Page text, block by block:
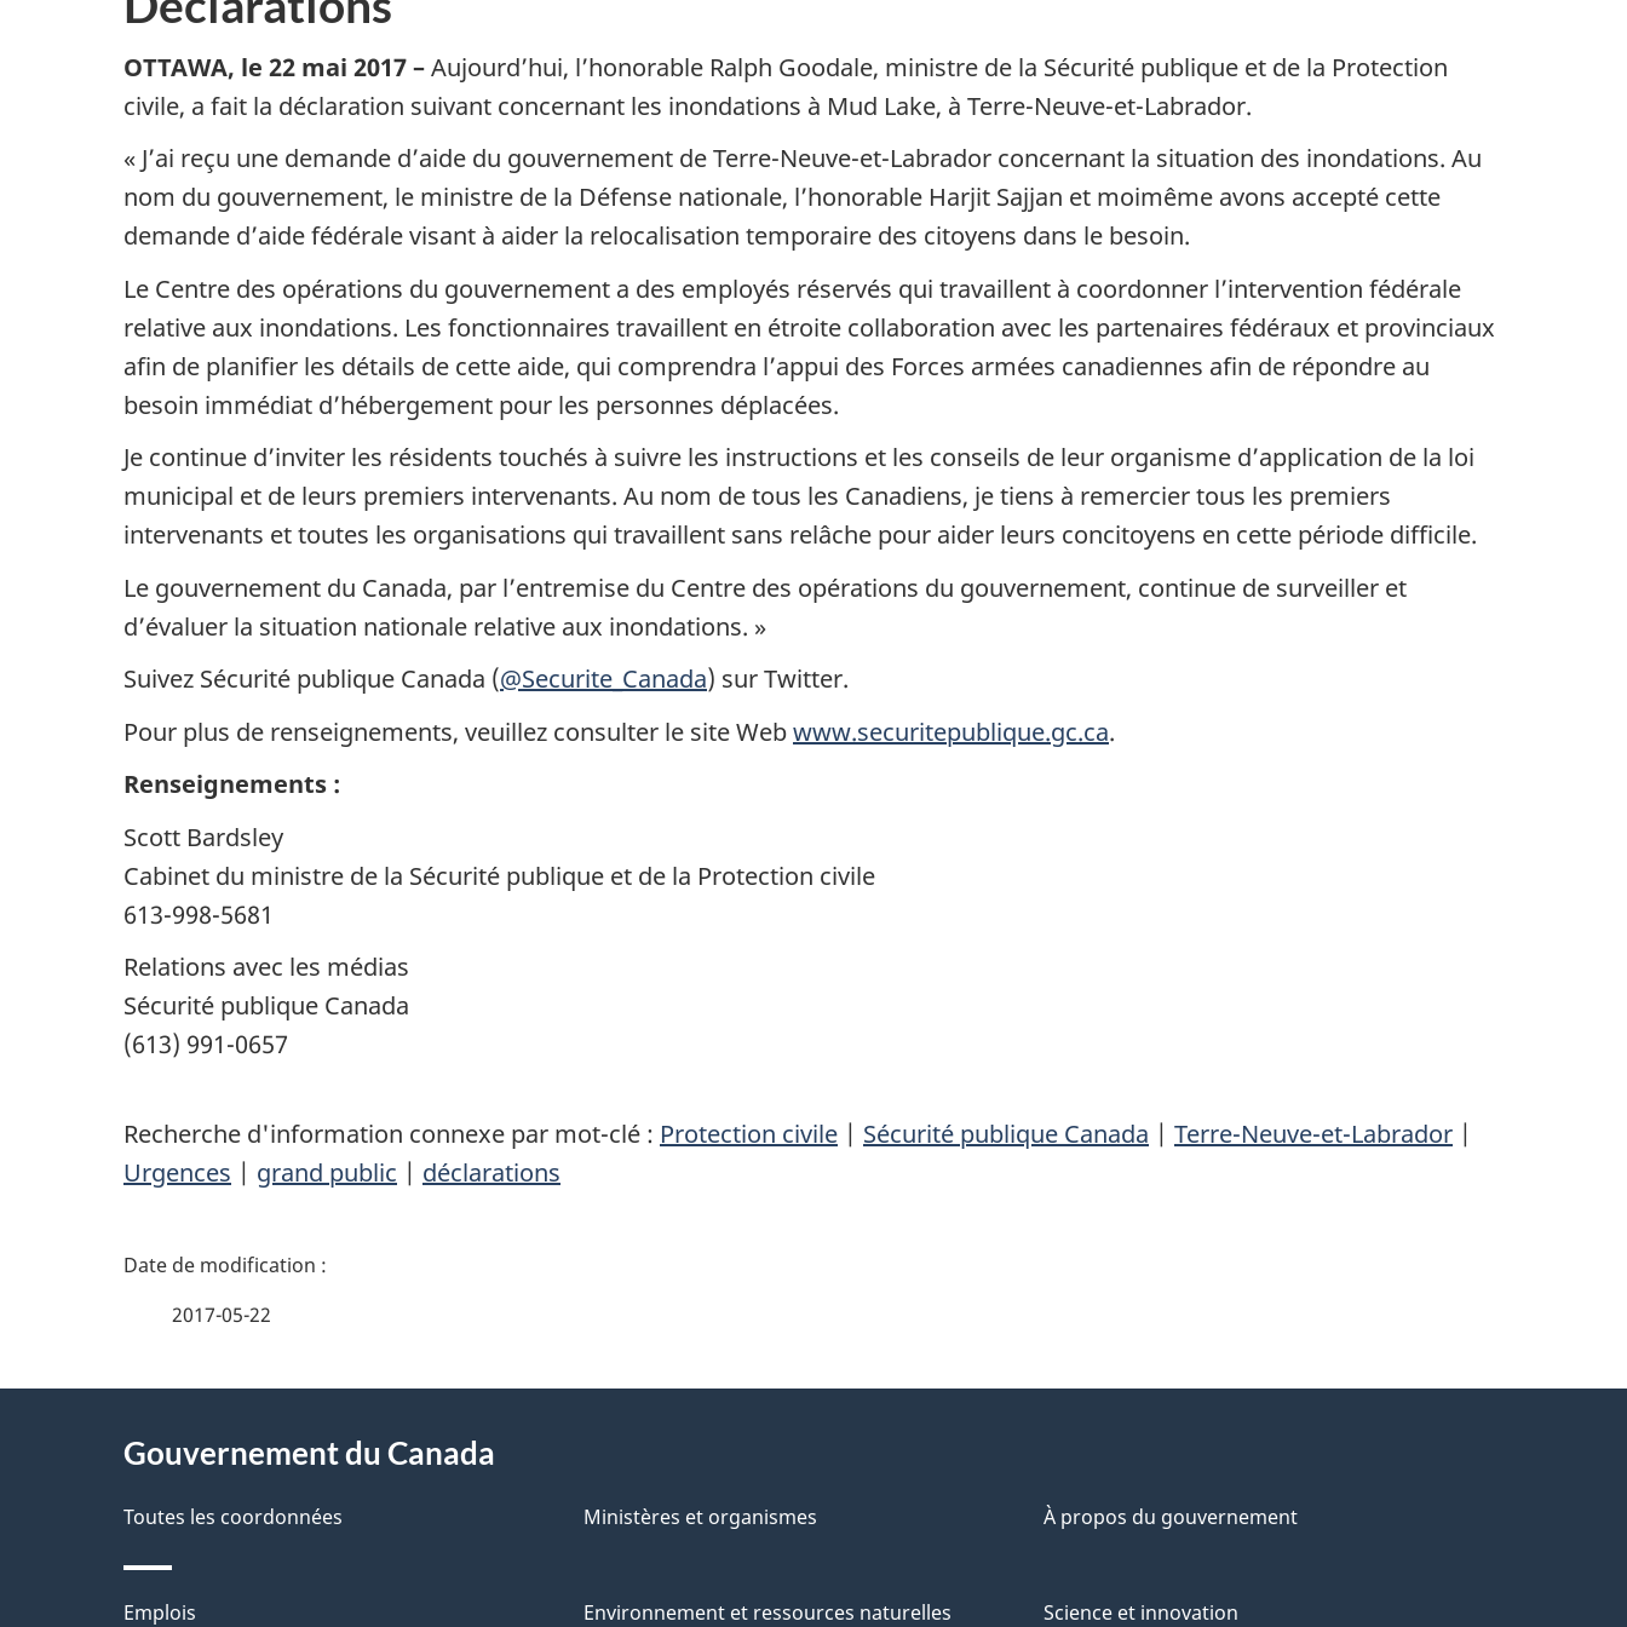
OTTAWA, le 22 mai 2017–Aujourd’hui, l’honorable Ralph Goodale, ministre de la Sécurité publique et de la Protection
civile, a fait la déclaration suivant concernant les inondations à Mud Lake, à Terre­-Neuve­-et­-Labrador.
« J’ai reçu une demande d’aide du gouvernement de Terre­-Neuve­-et­-Labrador concernant la situation des inondations. Au
nom du gouvernement, le ministre de la Défense nationale, l’honorable Harjit Sajjan et moi­même avons accepté cette
demande d’aide fédérale visant à aider la relocalisation temporaire des citoyens dans le besoin.
Le Centre des opérations du gouvernement a des employés réservés qui travaillent à coordonner l’intervention fédérale
relative aux inondations. Les fonctionnaires travaillent en étroite collaboration avec les partenaires fédéraux et provinciaux
afin de planifier les détails de cette aide, qui comprendra l’appui des Forces armées canadiennes afin de répondre au
besoin immédiat d’hébergement pour les personnes déplacées.
Je continue d’inviter les résidents touchés à suivre les instructions et les conseils de leur organisme d’application de la loi
municipal et de leurs premiers intervenants. Au nom de tous les Canadiens, je tiens à remercier tous les premiers
intervenants et toutes les organisations qui travaillent sans relâche pour aider leurs concitoyens en cette période difficile.
Le gouvernement du Canada, par l’entremise du Centre des opérations du gouvernement, continue de surveiller et
d’évaluer la situation nationale relative aux inondations. »
Suivez Sécurité publique Canada (@Securite_Canada) sur Twitter.
Pour plus de renseignements, veuillez consulter le site Webwww.securitepublique.gc.ca.
Renseignements :
Scott Bardsley
Cabinet du ministre de la Sécurité publique et de la Protection civile
613-998-5681
Relations avec les médias
Sécurité publique Canada
(613) 991-0657
Recherche d'information connexe par mot-clé : Protection civile | Sécurité publique Canada | Terre-Neuve-et-Labrador |
Urgences | grand public | déclarations
D
a
l
s
2017-05-22
proposGouvernement du Canada
Toutes les coordonnées Ministères et organismes À propos du gouvernement
Thèmes
Emplois Environnement et ressources naturelles Science et innovation